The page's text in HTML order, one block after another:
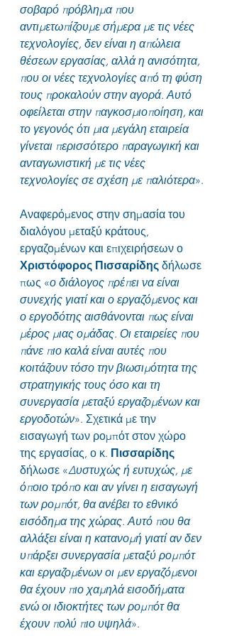
σοβαρό πρόβλημα που
αντιμετωπίζουμε σήμερα με τις νέες
τεχνολογίες, δεν είναι η απώλεια
θέσεων εργασίας, αλλά η ανισότητα,
που οι νέες τεχνολογίες από τη φύση
τους προκαλούν στην αγορά. Αυτό
οφείλεται στην παγκοσμιοποίηση, και
το γεγονός ότι μια μεγάλη εταιρεία
γίνεται περισσότερο παραγωγική και
ανταγωνιστική με τις νέες
τεχνολογίες σε σχέση με παλιότερα».
Αναφερόμενος στην σημασία του
διαλόγου μεταξύ κράτους,
εργαζομένων και επιχειρήσεων ο
Χριστόφορος Πισσαρίδης δήλωσε
πως «ο διάλογος πρέπει να είναι
συνεχής γιατί και ο εργαζόμενος και
ο εργοδότης αισθάνονται πως είναι
μέρος μιας ομάδας. Οι εταιρείες που
πάνε πιο καλά είναι αυτές που
κοιτάζουν τόσο την βιωσιμότητα της
στρατηγικής τους όσο και τη
συνεργασία μεταξύ εργαζομένων και
εργοδοτών». Σχετικά με την
εισαγωγή των ρομπότ στον χώρο
της εργασίας, ο κ. Πισσαρίδης
δήλωσε «Δυστυχώς ή ευτυχώς, με
όποιο τρόπο και αν γίνει η εισαγωγή
των ρομπότ, θα ανέβει το εθνικό
εισόδημα της χώρας. Αυτό που θα
αλλάξει είναι η κατανομή γιατί αν δεν
υπάρξει συνεργασία μεταξύ ρομπότ
και εργαζομένων οι μεν εργαζόμενοι
θα έχουν πιο χαμηλά εισοδήματα
ενώ οι ιδιοκτήτες των ρομπότ θα
έχουν πολύ πιο υψηλά».